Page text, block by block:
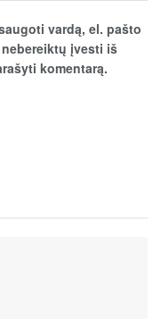
vardą, el. pašto
įvesti iš
komentarą.